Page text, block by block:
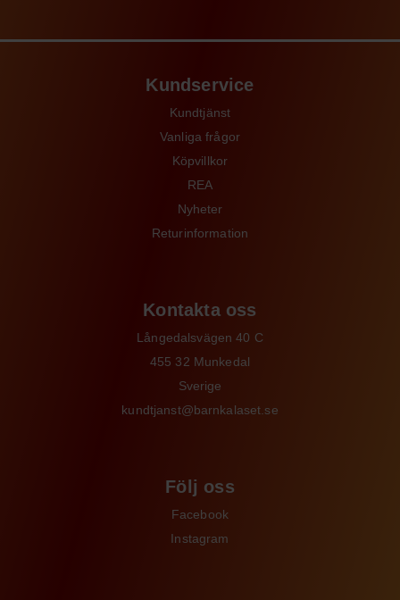
Kundservice
Kundtjänst
Vanliga frågor
Köpvillkor
REA
Nyheter
Returinformation
Kontakta oss
Långedalsvägen 40 C
455 32 Munkedal
Sverige
kundtjanst@barnkalaset.se
Följ oss
Facebook
Instagram